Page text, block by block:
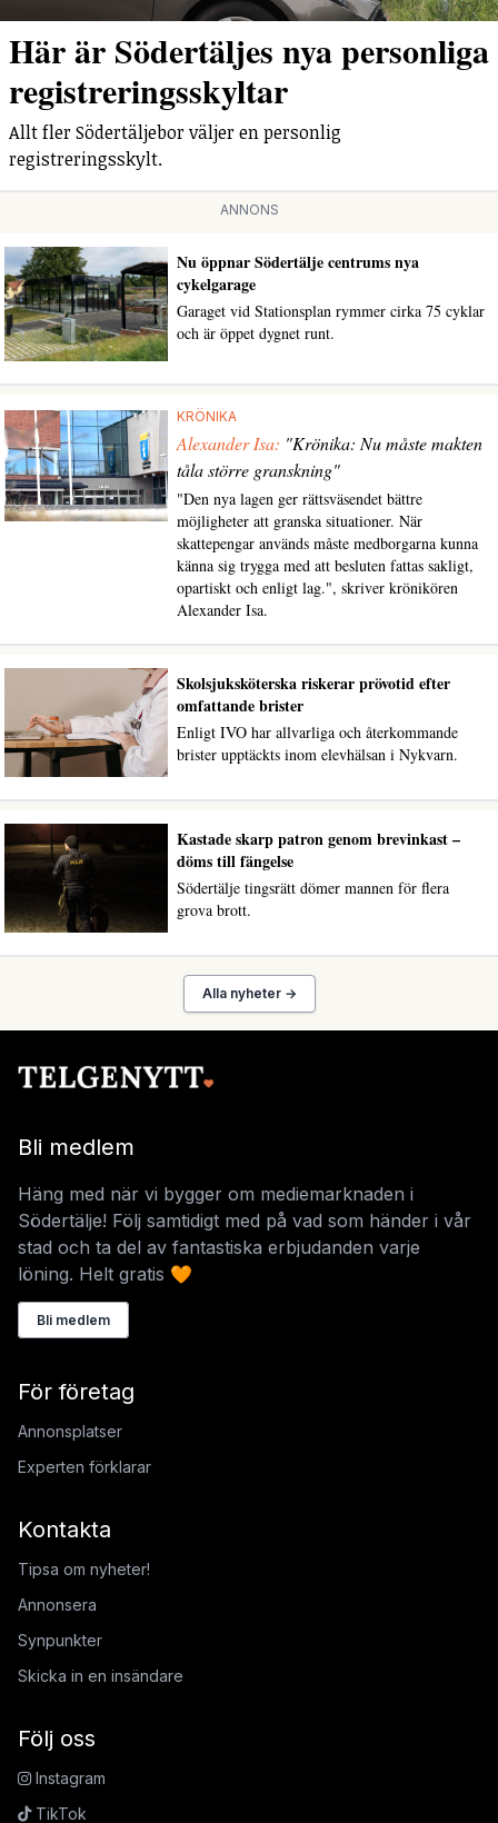
Här är Södertäljes nya personliga
registreringsskyltar
Allt fler Södertäljebor väljer en personlig
registreringsskylt.
ANNONS
Nu öppnar Södertälje centrums nya
cykelgarage
Garaget vid Stationsplan rymmer cirka 75 cyklar
och är öppet dygnet runt.
KRÖNIKA
Alexander Isa: "Krönika: Nu måste makten
tåla större granskning"
"Den nya lagen ger rättsväsendet bättre
möjligheter att granska situationer. När
skattepengar används måste medborgarna kunna
känna sig trygga med att besluten fattas sakligt,
opartiskt och enligt lag.", skriver krönikören
Alexander Isa.
Skolsjuksköterska riskerar prövotid efter
omfattande brister
Enligt IVO har allvarliga och återkommande
brister upptäckts inom elevhälsan i Nykvarn.
Kastade skarp patron genom brevinkast –
döms till fängelse
Södertälje tingsrätt dömer mannen för flera
grova brott.
Alla nyheter →
Bli medlem
Häng med när vi bygger om mediemarknaden i
Södertälje! Följ samtidigt med på vad som händer i vår
stad och ta del av fantastiska erbjudanden varje
löning. Helt gratis 🧡
Bli medlem
För företag
Annonsplatser
Experten förklarar
Kontakta
Tipsa om nyheter!
Annonsera
Synpunkter
Skicka in en insändare
Följ oss
Instagram
TikTok